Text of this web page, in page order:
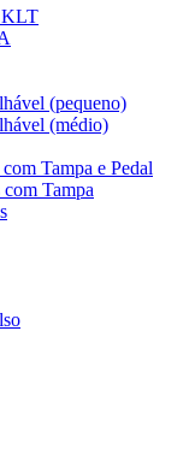
KLT
(pequeno)
(médio)
Tampa e Pedal
Tampa